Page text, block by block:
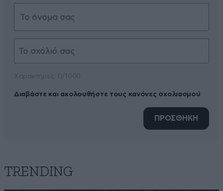
Διαβάστε και ακολουθήστε τους κανόνες σχολιασμού
ΠΡΟΣΘΗΚΗ
TRENDING